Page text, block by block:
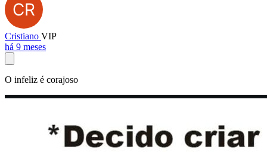
Cristiano VIP
há 9 meses
O infeliz é corajoso